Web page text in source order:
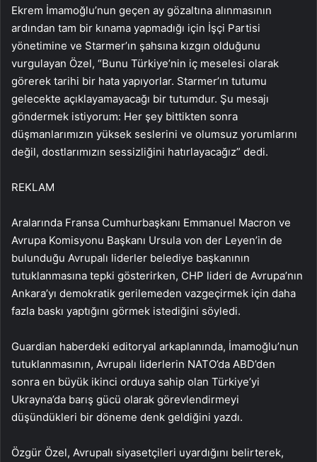
Ekrem İmamoğlu’nun geçen ay gözaltına alınmasının
ardından tam bir kınama yapmadığı için İşçi Partisi
yönetimine ve Starmer’ın şahsına kızgın olduğunu
vurgulayan Özel, “Bunu Türkiye’nin iç meselesi olarak
görerek tarihi bir hata yapıyorlar. Starmer’ın tutumu
gelecekte açıklayamayacağı bir tutumdur. Şu mesajı
göndermek istiyorum: Her şey bittikten sonra
düşmanlarımızın yüksek seslerini ve olumsuz yorumlarını
değil, dostlarımızın sessizliğini hatırlayacağız” dedi.
REKLAM
Aralarında Fransa Cumhurbaşkanı Emmanuel Macron ve
Avrupa Komisyonu Başkanı Ursula von der Leyen’in de
bulunduğu Avrupalı liderler belediye başkanının
tutuklanmasına tepki gösterirken, CHP lideri de Avrupa’nın
Ankara’yı demokratik gerilemeden vazgeçirmek için daha
fazla baskı yaptığını görmek istediğini söyledi.
Guardian haberdeki editoryal arkaplanında, İmamoğlu’nun
tutuklanmasının, Avrupalı liderlerin NATO’da ABD’den
sonra en büyük ikinci orduya sahip olan Türkiye’yi
Ukrayna’da barış gücü olarak görevlendirmeyi
düşündükleri bir döneme denk geldiğini yazdı.
Özgür Özel, Avrupalı siyasetçileri uyardığını belirterek,